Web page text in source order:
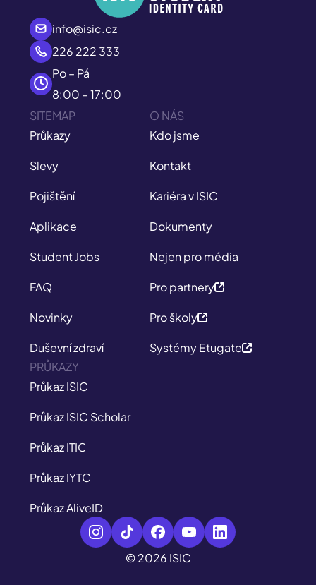
info@isic.cz
226 222 333
Po – Pá
8:00 – 17:00
SITEMAP
Průkazy
Slevy
Pojištění
Aplikace
Student Jobs
FAQ
Novinky
Duševní zdraví
O NÁS
Kdo jsme
Kontakt
Kariéra v ISIC
Dokumenty
Nejen pro média
Pro partnery
Pro školy
Systémy Etugate
PRŮKAZY
Průkaz ISIC
Průkaz ISIC Scholar
Průkaz ITIC
Průkaz IYTC
Průkaz AliveID
© 2026 ISIC